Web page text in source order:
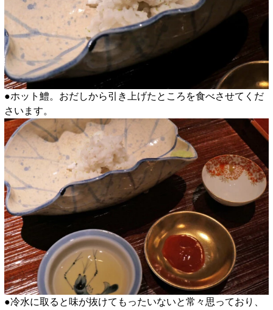
●ホット鱧。おだしから引き上げたところを食べさせてくだ
さいます。
●冷水に取ると味が抜けてもったいないと常々思っており、